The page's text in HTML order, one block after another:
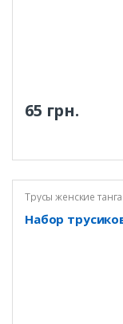
65 грн.
Трусы женские танга
Набор